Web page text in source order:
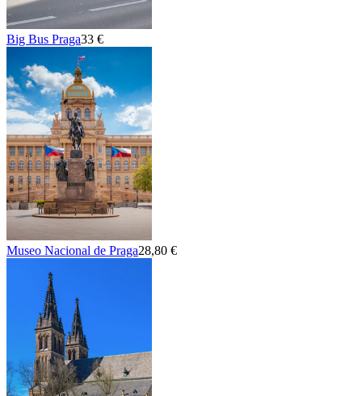
Big Bus Praga33 €
Museo Nacional de Praga28,80 €